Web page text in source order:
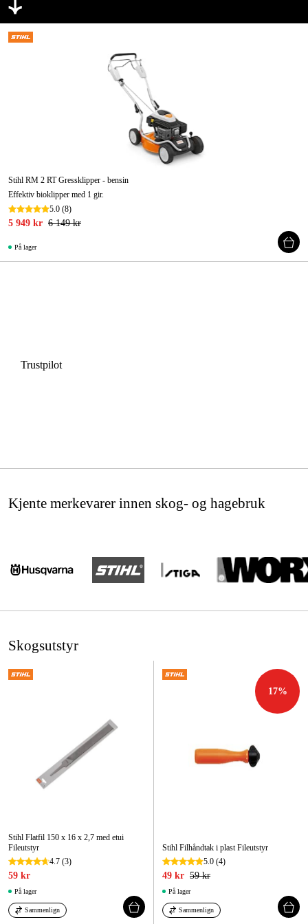
Stihl RM 2 RT Gressklipper - bensin
Effektiv bioklipper med 1 gir.
5.0 (8)
5 949 kr 6 149 kr
På lager
Trustpilot
Kjente merkevarer innen skog- og hagebruk
Skogsutstyr
Stihl Flatfil 150 x 16 x 2,7 med etui
Fileutstyr
4.7 (3)
59 kr
På lager
Sammenlign
17%
Stihl Filhåndtak i plast Fileutstyr
5.0 (4)
49 kr 59 kr
På lager
Sammenlign